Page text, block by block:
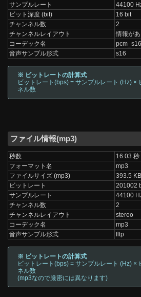
サンプルレート
44100
ビット深度 (bit)
16 bit
チャンネル数
2
チャンネルレイアウト
情報が
コーデック名
音声サンプル形式
s16
※ ビットレートの計算式
ビットレート(bps) = サンプルレート (Hz) ×
ネル数
ファイル情報(mp3)
秒数
16.03 秒
フォーマット名
mp3
ファイルサイズ (mp3)
393.5 KB
ビットレート
201002
サンプルレート
44100
チャンネル数
2
チャンネルレイアウト
stereo
コーデック名
mp3
音声サンプル形式
fltp
※ ビットレートの計算式
ビットレート(bps) = サンプルレート (Hz) ×
ネル数
(mp3なので厳密には異なります)